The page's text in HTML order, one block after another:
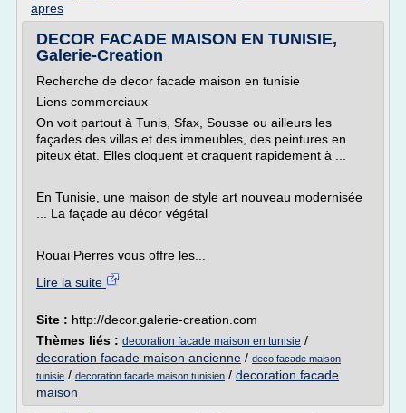
apres
DECOR FACADE MAISON EN TUNISIE,
Galerie-Creation
Recherche de decor facade maison en tunisie
Liens commerciaux
On voit partout à Tunis, Sfax, Sousse ou ailleurs les
façades des villas et des immeubles, des peintures en
piteux état. Elles cloquent et craquent rapidement à ...
En Tunisie, une maison de style art nouveau modernisée
... La façade au décor végétal
Rouai Pierres vous offre les...
Lire la suite
Site : http://decor.galerie-creation.com
Thèmes liés : decoration facade maison en tunisie /
decoration facade maison ancienne / deco facade maison
tunisie / decoration facade maison tunisien / decoration facade
maison